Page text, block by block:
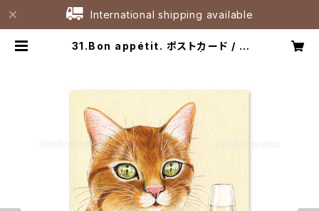
International shipping available
31.Bon appétit. ポストカード / B